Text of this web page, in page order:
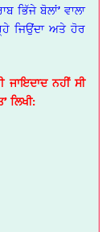
ਭਿੱਜੇ ਬੋਲਾਂ’ ਵਾਲਾ
ਜਿਉਂਦਾ ਅਤੇ ਹੋਰ
ਨਹੀਂ ਸੀ
ਲਿਖੀ: